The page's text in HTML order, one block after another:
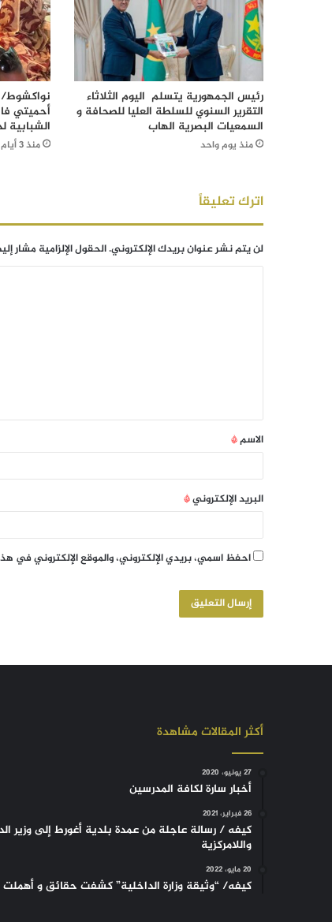
رئيس الجمهورية يتسلم اليوم الثلاثاء
التقرير السنوي للسلطة العليا للصحافة و
السمعيات البصرية الهاب
منذ يوم واحد
نواكشوط/
أحميتي
الشبابية
منذ 3 أيام
اترك تعليقاً
لن يتم نشر عنوان بريدك الإلكتروني.الحقول الإلزامية مشار
الاسم*
البريد الإلكتروني*
احفظ اسمي، بريدي الإلكتروني، والموقع الإلكتروني في
أكثر المقالات مشاهدة
27 يونيو، 2020
أخبار سارة لكافة المدرسين
26 فبراير، 2021
كيفه / رسالة عاجلة من عمدة بلدية أغورط إلى وزير
واللامركزية
20 مايو، 2022
كيفه/ “وثيقة وزارة الداخلية” كشفت حقائق و